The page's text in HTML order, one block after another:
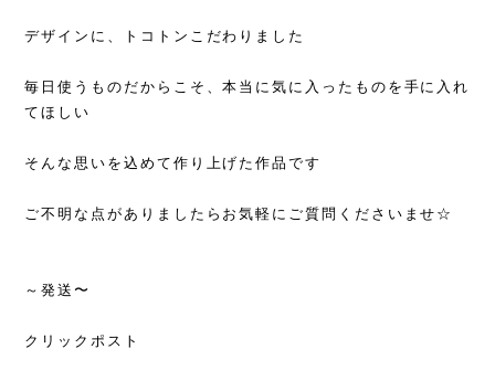
デザインに、トコトンこだわりました
毎日使うものだからこそ、本当に気に入ったものを手に入れ
てほしい
そんな思いを込めて作り上げた作品です
ご不明な点がありましたらお気軽にご質問くださいませ☆
～発送〜
クリックポスト